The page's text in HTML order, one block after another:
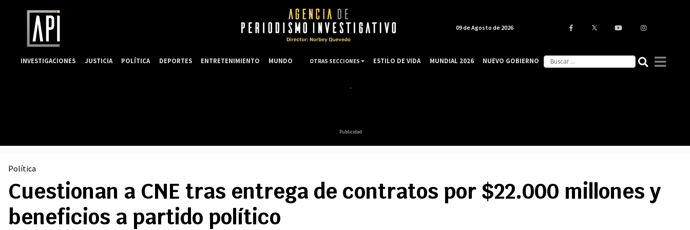
Publicidad
Política
Cuestionan a CNE tras entrega de contratos por $22.000 millones y
beneficios a partido político
09 de Agosto de 2026
INVESTIGACIONES JUSTICIA POLÍTICA DEPORTES ENTRETENIMIENTO MUNDO OTRAS SECCIONES ESTILO DE VIDA MUNDIAL 2026 NUEVO GOBIERNO